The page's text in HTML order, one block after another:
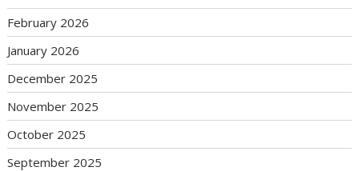
February 2026
January 2026
December 2025
November 2025
October 2025
September 2025